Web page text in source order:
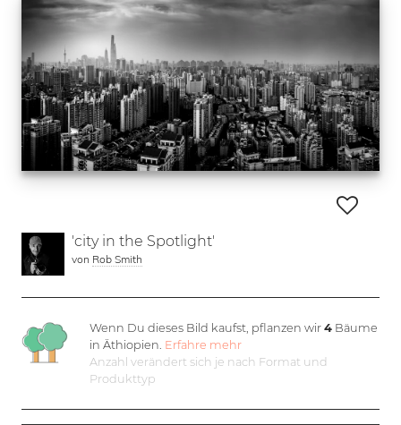
'city in the Spotlight'
von Rob Smith
Wenn Du dieses Bild kaufst, pflanzen wir4 Bäume
in Äthiopien. Erfahre mehr
Anzahl verändert sich je nach Format und
Produkttyp